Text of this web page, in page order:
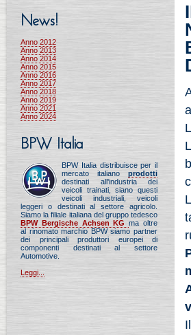
News!
Anno 2012
Anno 2013
Anno 2014
Anno 2015
Anno 2016
Anno 2017
Anno 2018
Anno 2019
Anno 2021
Anno 2024
BPW Italia
BPW Italia distribuisce per il
mercato italiano prodotti
destinati all'industria dei
veicoli trainati, siano questi
veicoli industriali, veicoli
leggeri o destinati al settore agricolo.
Siamo la filiale italiana del gruppo tedesco
BPW Bergische Achsen KGma oltre
al rinomato marchio BPW siamo partner
dei principali produttori europei di
componenti destinati al settore
Automotive.
Leggi...